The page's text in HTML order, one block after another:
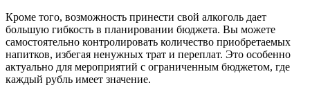
Кроме того, возможность принести свой алкоголь дает
большую гибкость в планировании бюджета. Вы можете
самостоятельно контролировать количество приобретаемых
напитков, избегая ненужных трат и переплат. Это особенно
актуально для мероприятий с ограниченным бюджетом, где
каждый рубль имеет значение.